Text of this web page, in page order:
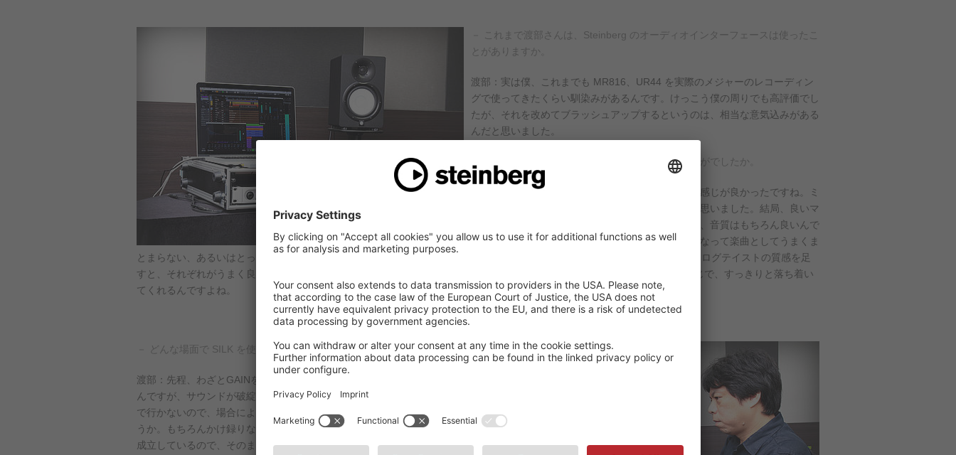
－ これまで渡部さんは、Steinberg のオーディオインターフェースは使ったこ
とがありますか。
渡部：実は僕、これまでも MR816、UR44 を実際のメジャーのレコーディン
グで使ってきたくらい馴染みがあるんです。けっこう僕の周りでも高評価でし
たが、それを改めてブラッシュアップするというのは、相当な意気込みがある
んだと思いました。
－ そのマイクプリアンプに搭載された SILK はいかがでしたか。
渡部：デモ曲を聞いたとき、すごくしっとりとした感じが良かったですね。ミ
ュートトランペットにその質感がよく現れていると思いました。結局、良いマ
イク、良いマイクプリで録る、ということになると、音質はもちろん良いんで
すが、各パートのダイナミックレンジがバラバラになって楽曲としてうまくま
とまらない、あるいはとっ散らかった感じに仕上がってしまうことが多いんです。でも、録りのときにこの SILK のようなアナログテイストの質感を足
すと、それぞれがうまく良い位置、本外楽器があるべき位置にまとまってくれる。まるでアナログのテープに落とし込んだ感じで、すっきりと落ち着い
てくれるんですよね。
－ どんな場面で SILK を使ってみたいですか。
渡部：先程、わざとGAINを上げ気味にしつつ SILK をがっつりとかけてみた
んですが、サウンドが破綻、つまり歪み過ぎて音が悪くなる、というところま
で行かないので、場合によってはずっとオンのままでも良いんじゃないでしょ
うか。もちろんかけ録りなのであとからは直せないですが、それでも音として
成立しているので、そのままミックスにまで行けると思いますね。